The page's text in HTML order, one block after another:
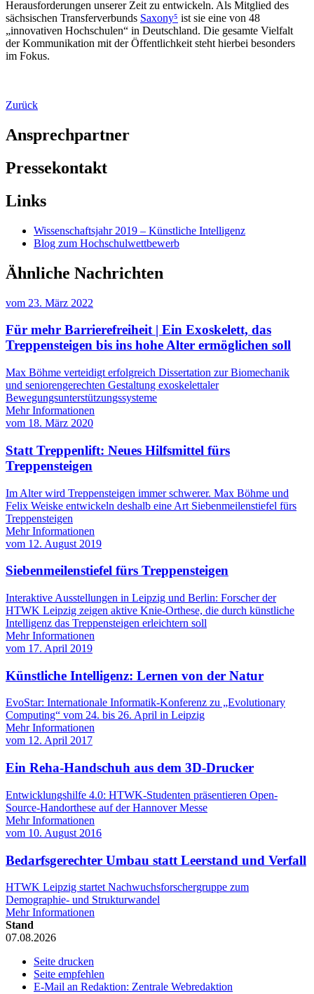
Herausforderungen unserer Zeit zu entwickeln. Als Mitglied des
sächsischen Transferverbunds Saxony⁵ ist sie eine von 48
„innovativen Hochschulen“ in Deutschland. Die gesamte Vielfalt
der Kommunikation mit der Öffentlichkeit steht hierbei besonders
im Fokus.
Zurück
Ansprechpartner
Pressekontakt
Links
Wissenschaftsjahr 2019 – Künstliche Intelligenz
Blog zum Hochschulwettbewerb
Ähnliche Nachrichten
vom 23. März 2022
Für mehr Barrierefreiheit | Ein Exoskelett, das
Treppensteigen bis ins hohe Alter ermöglichen soll
Max Böhme verteidigt erfolgreich Dissertation zur Biomechanik
und seniorengerechten Gestaltung exoskelettaler
Bewegungsunterstützungssysteme
Mehr Informationen
vom 18. März 2020
Statt Treppenlift: Neues Hilfsmittel fürs
Treppensteigen
Im Alter wird Treppensteigen immer schwerer. Max Böhme und
Felix Weiske entwickeln deshalb eine Art Siebenmeilenstiefel fürs
Treppensteigen
Mehr Informationen
vom 12. August 2019
Siebenmeilenstiefel fürs Treppensteigen
Interaktive Ausstellungen in Leipzig und Berlin: Forscher der
HTWK Leipzig zeigen aktive Knie-Orthese, die durch künstliche
Intelligenz das Treppensteigen erleichtern soll
Mehr Informationen
vom 17. April 2019
Künstliche Intelligenz: Lernen von der Natur
EvoStar: Internationale Informatik-Konferenz zu „Evolutionary
Computing“ vom 24. bis 26. April in Leipzig
Mehr Informationen
vom 12. April 2017
Ein Reha-Handschuh aus dem 3D-Drucker
Entwicklungshilfe 4.0: HTWK-Studenten präsentieren Open-
Source-Handorthese auf der Hannover Messe
Mehr Informationen
vom 10. August 2016
Bedarfsgerechter Umbau statt Leerstand und Verfall
HTWK Leipzig startet Nachwuchsforschergruppe zum
Demographie- und Strukturwandel
Mehr Informationen
Stand
07.08.2026
Seite drucken
Seite empfehlen
E-Mail an Redaktion: Zentrale Webredaktion